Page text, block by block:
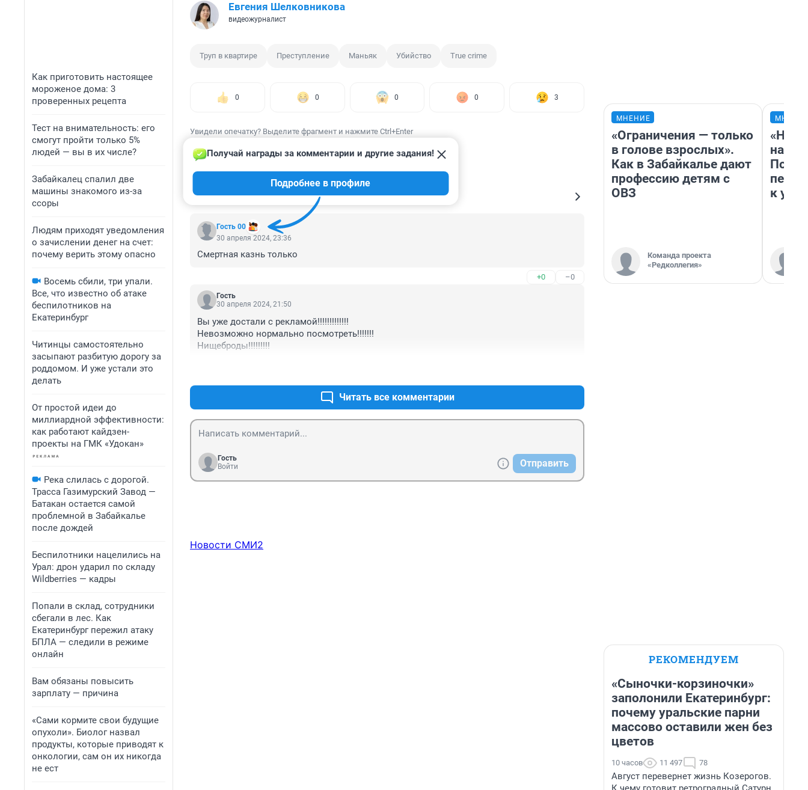
Как приготовить настоящее
мороженое дома: 3
проверенных рецепта
Тест на внимательность: его
смогут пройти только 5%
людей — вы в их числе?
Забайкалец спалил две
машины знакомого из-за
ссоры
Людям приходят уведомления
о зачислении денег на счет:
почему верить этому опасно
Восемь сбили, три упали.
Все, что известно об атаке
беспилотников на
Екатеринбург
Читинцы самостоятельно
засыпают разбитую дорогу за
роддомом. И уже устали это
делать
От простой идеи до
миллиардной эффективности:
как работают кайдзен-
проекты на ГМК «Удокан»
Река слилась с дорогой.
Трасса Газимурский Завод —
Батакан остается самой
проблемной в Забайкалье
после дождей
Беспилотники нацелились на
Урал: дрон ударил по складу
Wildberries — кадры
Попали в склад, сотрудники
сбегали в лес. Как
Екатеринбург пережил атаку
БПЛА — следили в режиме
онлайн
Вам обязаны повысить
зарплату — причина
«Сами кормите свои будущие
опухоли». Биолог назвал
продукты, которые приводят к
онкологии, сам он их никогда
не ест
Евгения Шелковникова
видеожурналист
Труп в квартире Преступление Маньяк Убийство True crime
0 0 0 0 3
Увидели опечатку? Выделите фрагмент и нажмите Ctrl+Enter
КОММЕНТАРИИ 4
Гость 00
Получай награды за комментарии и другие задания!
Подробнее в профиле
30 апреля 2024, 23:36
Смертная казнь только
+0 –0
Гость
30 апреля 2024, 21:50
Вы уже достали с рекламой!!!!!!!!!!!!!
Невозможно нормально посмотреть!!!!!!!
Нищеброды!!!!!!!!!
Читать все комментарии
Гость
Войти
Отправить
Новости СМИ2
МНЕНИЕ
«Ограничения — только
в голове взрослых».
Как в Забайкалье дают
профессию детям с
ОВЗ
Команда проекта
«Редколлегия»
надо
к
РЕКОМЕНДУЕМ
«Сыночки-корзиночки»
заполонили Екатеринбург:
почему уральские парни
массово оставили жен без
цветов
10 часов 11 497 78
Август перевернет жизнь Козерогов.